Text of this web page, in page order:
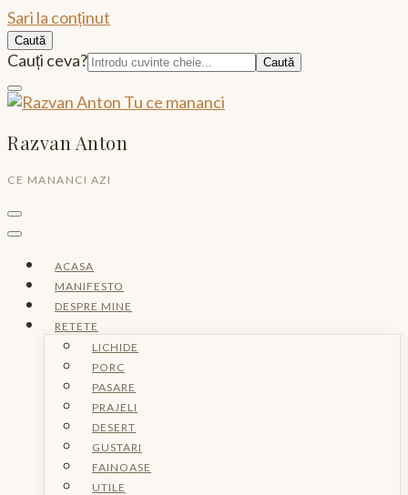
Sari la conținut
Caută
Caută:
Cauți ceva?
Razvan Anton
CE MANANCI AZI
ACASA
MANIFESTO
DESPRE MINE
RETETE
LICHIDE
PORC
PASARE
PRAJELI
DESERT
GUSTARI
FAINOASE
UTILE